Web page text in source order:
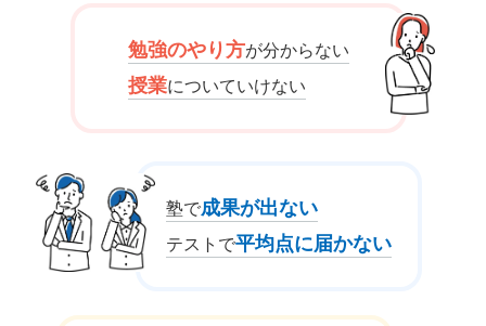
勉強のやり方が分からない
授業についていけない
塾で成果が出ない
テストで平均点に届かない